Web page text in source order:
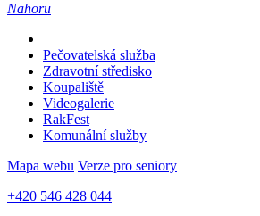
Nahoru
Pečovatelská služba
Zdravotní středisko
Koupaliště
Videogalerie
RakFest
Komunální služby
Mapa webu Verze pro seniory
+420 546 428 044